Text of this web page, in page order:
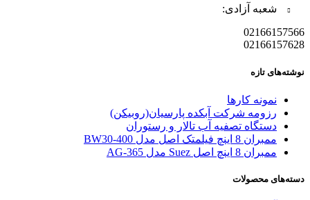
شعبه آزادی:
02166157566
02166157628
نوشته‌های تازه
نمونه کارها
رزومه شرکت آبکده پارسیان(روبیکن)
دستگاه تصفیه آب تالار و رستوران
ممبران 8 اینچ فیلمتک اصل مدل BW30-400
ممبران 8 اینچ اصل Suez مدل AG-365
دسته‌های محصولات